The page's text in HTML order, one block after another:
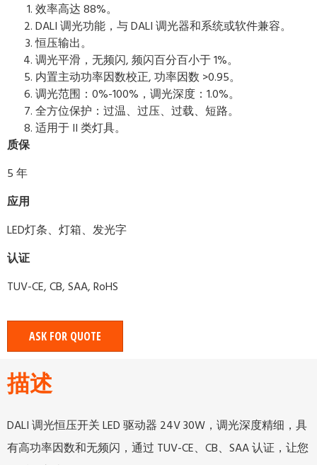
效率高达 88%。
DALI 调光功能，与 DALI 调光器和系统或软件兼容。
恒压输出。
调光平滑，无频闪, 频闪百分百小于 1%。
内置主动功率因数校正, 功率因数 >0.95。
调光范围：0%-100%，调光深度：1.0%。
全方位保护：过温、过压、过载、短路。
适用于 II 类灯具。
质保
5 年
应用
LED灯条、灯箱、发光字
认证
TUV-CE, CB, SAA, RoHS
ASK FOR QUOTE
描述
DALI 调光恒压开关 LED 驱动器 24V 30W，调光深度精细，具
有高功率因数和无频闪，通过 TUV-CE、CB、SAA 认证，让您